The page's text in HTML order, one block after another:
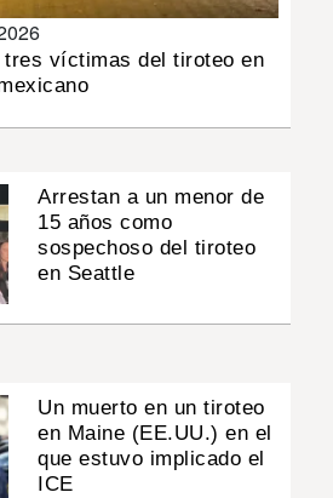
víctimas del tiroteo en
Arrestan a un menor de
15 años como
sospechoso del tiroteo
en Seattle
Un muerto en un tiroteo
en Maine (EE.UU.) en el
que estuvo implicado el
ICE